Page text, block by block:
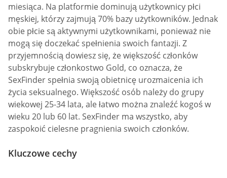
miesiąca. Na platformie dominują użytkownicy płci
męskiej, którzy zajmują 70% bazy użytkowników. Jednak
obie płcie są aktywnymi użytkownikami, ponieważ nie
mogą się doczekać spełnienia swoich fantazji. Z
przyjemnością dowiesz się, że większość członków
subskrybuje członkostwo Gold, co oznacza, że
SexFinder spełnia swoją obietnicę urozmaicenia ich
życia seksualnego. Większość osób należy do grupy
wiekowej 25-34 lata, ale łatwo można znaleźć kogoś w
wieku 20 lub 60 lat. SexFinder ma wszystko, aby
zaspokoić cielesne pragnienia swoich członków.
Kluczowe cechy